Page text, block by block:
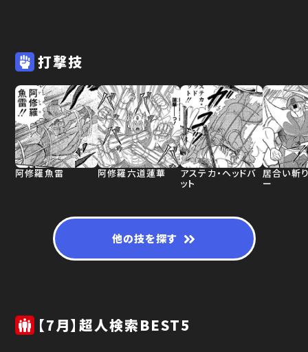
打撃技
阿修羅魚雷 阿修羅六道蓮華 アステカ・ヘッドバ
ット
居合い斬
ー
他の技を探す
【7月】超人検索BEST5